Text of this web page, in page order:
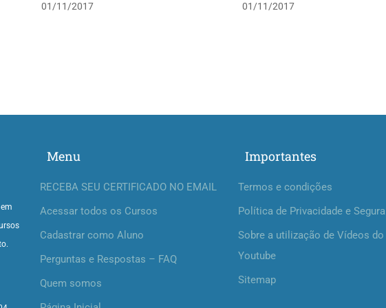
01/11/2017 01/11/2017
Menu
RECEBA SEU CERTIFICADO NO EMAIL
Acessar todos os Cursos
Cadastrar como Aluno
Perguntas e Respostas – FAQ
Quem somos
Importantes
Termos e condições
Política de Privacidade e
Sobre a utilização de Vídeos do
Youtube
Sitemap